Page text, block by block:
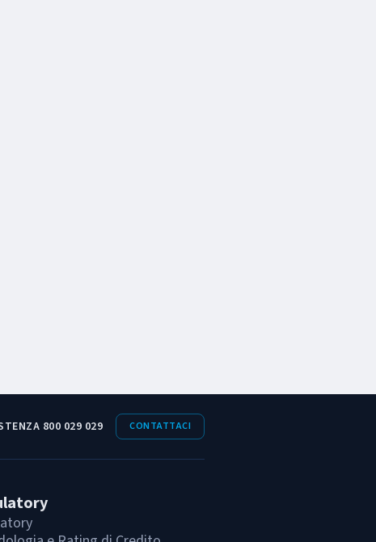
800 029 029 CONTATTACI